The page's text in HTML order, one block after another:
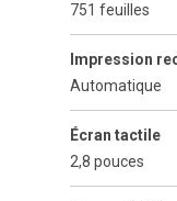
751 feuilles
Impression
Automatique
Écran tactile
2,8 pouces